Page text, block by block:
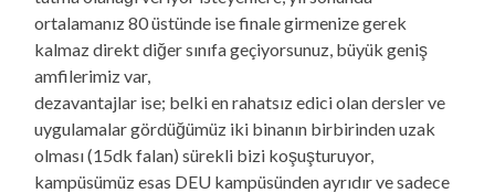
ortalamanız 80 üstünde ise finale girmenize gerek
kalmaz direkt diğer sınıfa geçiyorsunuz, büyük geniş
amfilerimiz var,
dezavantajlar ise; belki en rahatsız edici olan dersler ve
uygulamalar gördüğümüz iki binanın birbirinden uzak
olması (15dk falan) sürekli bizi koşuşturuyor,
kampüsümüz esas DEU kampüsünden ayrıdır ve sadece